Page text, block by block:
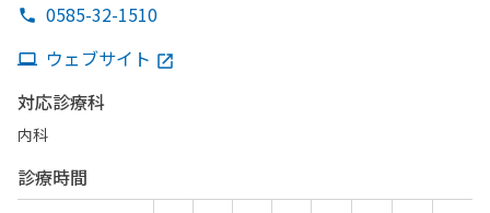
0585-32-1510
ウェブサイト
対応診療科
内科
診療時間